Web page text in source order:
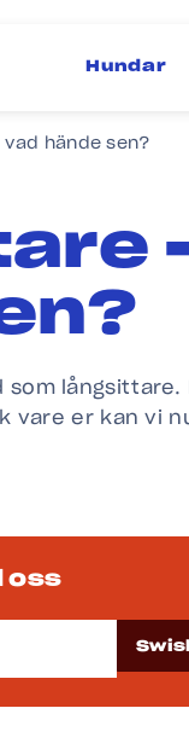
Hundar
hände sen?
som långsittare.
vare er kan vi
oss